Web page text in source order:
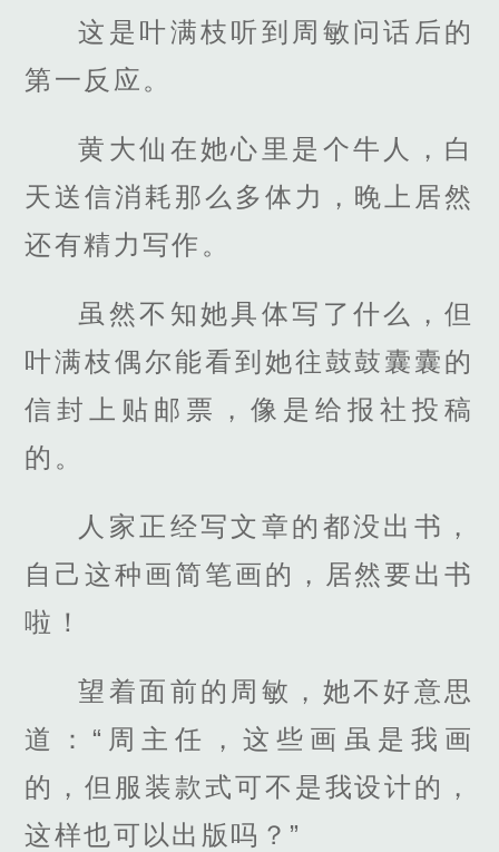
这是叶满枝听到周敏问话后的
第一反应。
黄大仙在她心里是个牛人，白
天送信消耗那么多体力，晚上居然
还有精力写作。
虽然不知她具体写了什么，但
叶满枝偶尔能看到她往鼓鼓囊囊的
信封上贴邮票，像是给报社投稿
的。
人家正经写文章的都没出书，
自己这种画简笔画的，居然要出书
啦！
望着面前的周敏，她不好意思
道：“周主任，这些画虽是我画
的，但服装款式可不是我设计的，
这样也可以出版吗？”